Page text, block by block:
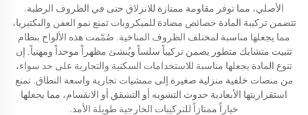
الأصلي، مما توفر مقاومة ممتازة للانزلاق حتى في الظروف الرطبة.
تتضمن تركيبة المادة خصائص مضادة للميكروبات تمنع نمو العفن والبكتيريا،
مما يجعلها مناسبة لمختلف الظروف المناخية. صُمّمت هذه الألواح بنظام
تثبيت متشابك متطور يضمن تركيباً سلساً ويُنشئ مظهراً موحداً ومهنياً. إن
تنوع المادة يجعلها مناسبة للاستخدامات السكنية والتجارية على حد سواء،
من منصات خلفية منزلية صغيرة إلى ممشيات تجارية واسعة النطاق. تمنع
استقراريتها الأبعادية حدوث التشويه أو التشقق أو الانقسام، مما يجعلها
خياراً ممتازاً للتركيبات الخارجية طويلة الأمد.